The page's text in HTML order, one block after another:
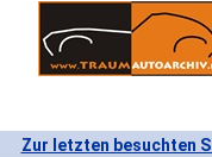
Zur letzten besuchten